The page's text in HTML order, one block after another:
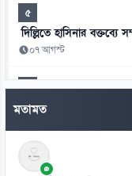
৫
দিল্লিতে হাসিনার বক্তব্যে
০৭ আগস্ট
৬
মানবতাবিরোধী অপরাধের
৭
মতামত